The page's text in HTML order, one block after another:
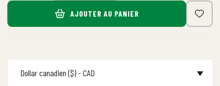
AJOUTER AU PANIER
Dollar canadien ($) - CAD